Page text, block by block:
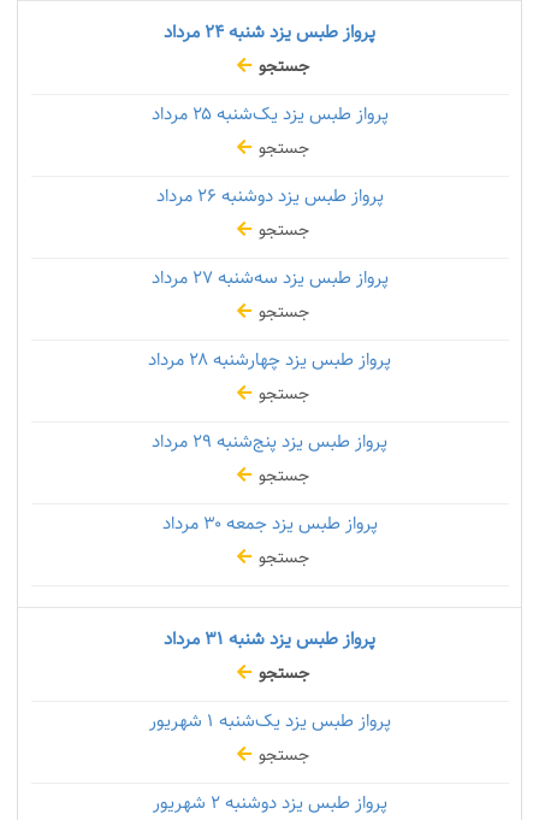
پرواز طبس یزد شنبه
جستجو
پرواز طبس یزد یک‌شنبه۲۵ مرداد
جستجو
پرواز طبس یزد دوشنبه
جستجو
پرواز طبس یزد سه‌شنبه۲۷ مرداد
جستجو
پرواز طبس یزد چهارشنبه
جستجو
پرواز طبس یزد پنج‌شنبه
جستجو
پرواز طبس یزد جمعه۳۰ مرداد
جستجو
پرواز طبس یزد شنبه
جستجو
پرواز طبس یزد یک‌شنبه
جستجو
پرواز طبس یزد دوشنبه۲ شهریور